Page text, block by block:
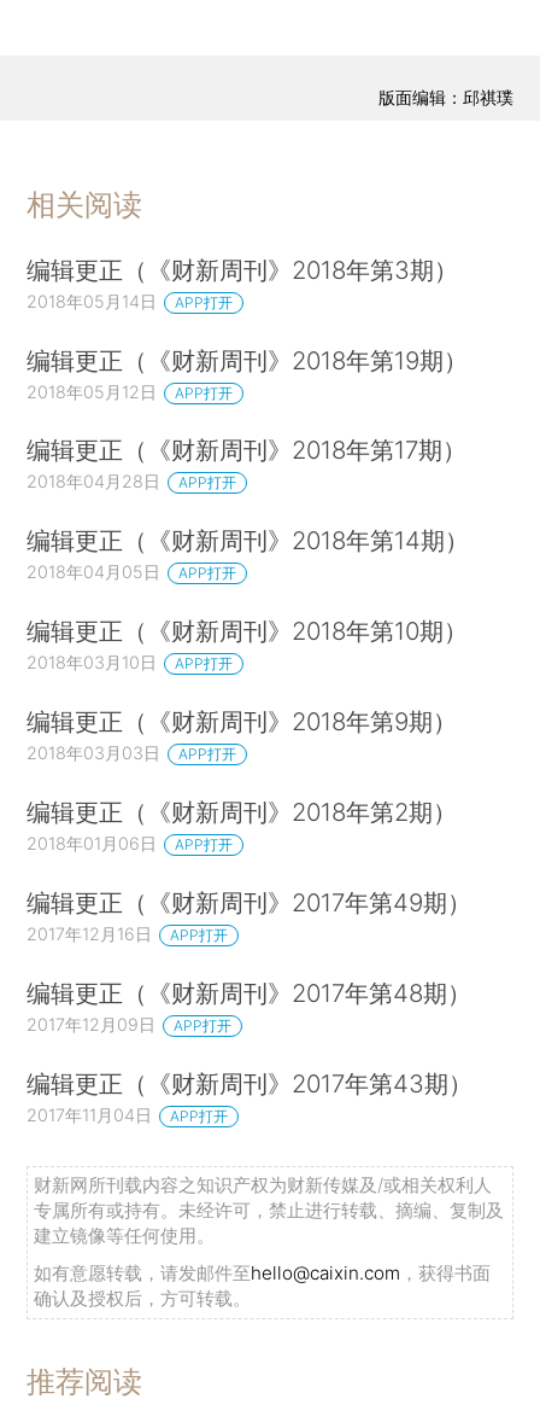
版面编辑：邱祺璞
相关阅读
编辑更正（《财新周刊》2018年第3期）
2018年05月14日 APP打开
编辑更正（《财新周刊》2018年第19期）
2018年05月12日 APP打开
编辑更正（《财新周刊》2018年第17期）
2018年04月28日 APP打开
编辑更正（《财新周刊》2018年第14期）
2018年04月05日 APP打开
编辑更正（《财新周刊》2018年第10期）
2018年03月10日 APP打开
编辑更正（《财新周刊》2018年第9期）
2018年03月03日 APP打开
编辑更正（《财新周刊》2018年第2期）
2018年01月06日 APP打开
编辑更正（《财新周刊》2017年第49期）
2017年12月16日 APP打开
编辑更正（《财新周刊》2017年第48期）
2017年12月09日 APP打开
编辑更正（《财新周刊》2017年第43期）
2017年11月04日 APP打开
财新网所刊载内容之知识产权为财新传媒及/或相关权利人
专属所有或持有。未经许可，禁止进行转载、摘编、复制及
建立镜像等任何使用。
如有意愿转载，请发邮件至hello@caixin.com ，获得书面
确认及授权后，方可转载。
推荐阅读